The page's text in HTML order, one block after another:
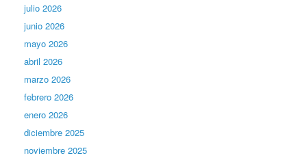
julio 2026
junio 2026
mayo 2026
abril 2026
marzo 2026
febrero 2026
enero 2026
diciembre 2025
noviembre 2025